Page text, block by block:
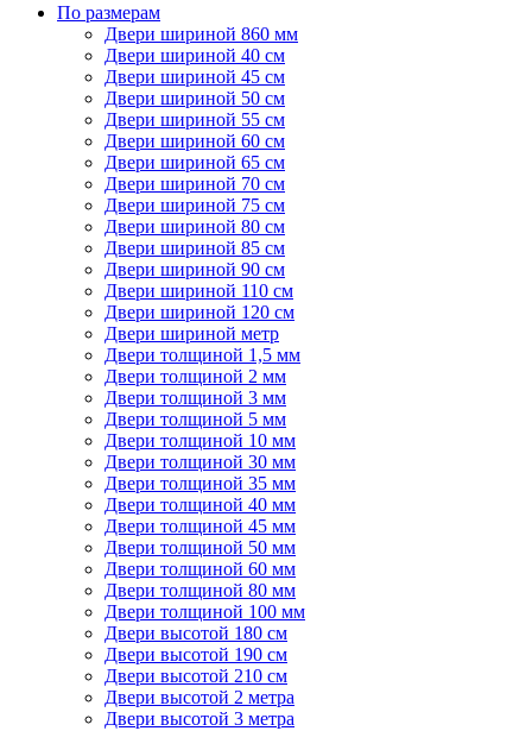
По размерам
Двери шириной 860 мм
Двери шириной 40 см
Двери шириной 45 см
Двери шириной 50 см
Двери шириной 55 см
Двери шириной 60 см
Двери шириной 65 см
Двери шириной 70 см
Двери шириной 75 см
Двери шириной 80 см
Двери шириной 85 см
Двери шириной 90 см
Двери шириной 110 см
Двери шириной 120 см
Двери шириной метр
Двери толщиной 1,5 мм
Двери толщиной 2 мм
Двери толщиной 3 мм
Двери толщиной 5 мм
Двери толщиной 10 мм
Двери толщиной 30 мм
Двери толщиной 35 мм
Двери толщиной 40 мм
Двери толщиной 45 мм
Двери толщиной 50 мм
Двери толщиной 60 мм
Двери толщиной 80 мм
Двери толщиной 100 мм
Двери высотой 180 см
Двери высотой 190 см
Двери высотой 210 см
Двери высотой 2 метра
Двери высотой 3 метра